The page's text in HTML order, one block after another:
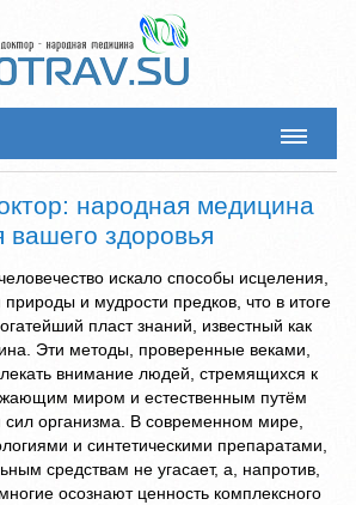
народная медицина
вашего здоровья
искало способы исцеления,
и мудрости предков, что в итоге
пласт знаний, известный как
Эти методы, проверенные веками,
внимание людей, стремящихся к
миром и естественным путём
сил организма. В современном мире,
и синтетическими препаратами,
средствам не угасает, а, напротив,
осознают ценность комплексного